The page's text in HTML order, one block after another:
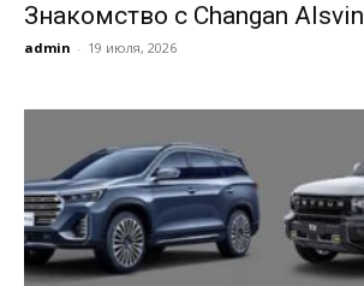
Знакомство с Changan Alsvin
admin - 19 июля, 2026